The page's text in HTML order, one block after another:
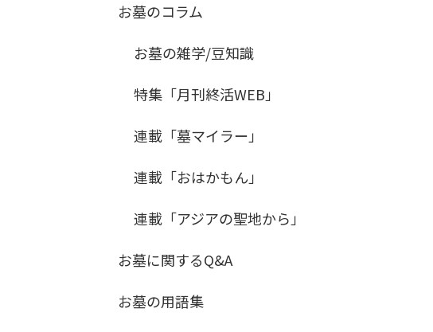
お墓のコラム
お墓の雑学/豆知識
特集「月刊終活WEB」
連載「墓マイラー」
連載「おはかもん」
連載「アジアの聖地から」
お墓に関するQ&A
お墓の用語集